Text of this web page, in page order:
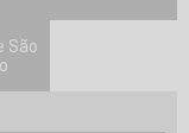
São